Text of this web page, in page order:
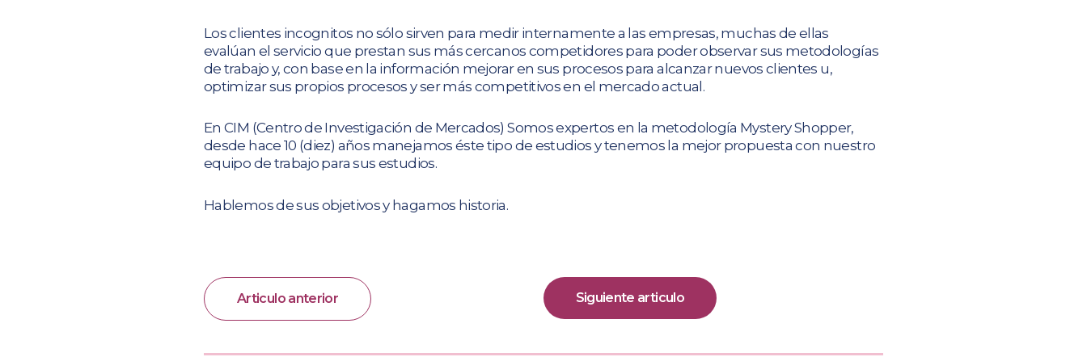
Los clientes incognitos no sólo sirven para medir internamente a las empresas, muchas de ellas
evalúan el servicio que prestan sus más cercanos competidores para poder observar sus metodologías
de trabajo y, con base en la información mejorar en sus procesos para alcanzar nuevos clientes u,
optimizar sus propios procesos y ser más competitivos en el mercado actual.
En CIM (Centro de Investigación de Mercados) Somos expertos en la metodología Mystery Shopper,
desde hace 10 (diez) años manejamos éste tipo de estudios y tenemos la mejor propuesta con nuestro
equipo de trabajo para sus estudios.
Hablemos de sus objetivos y hagamos historia.
Articulo anterior Siguiente articulo